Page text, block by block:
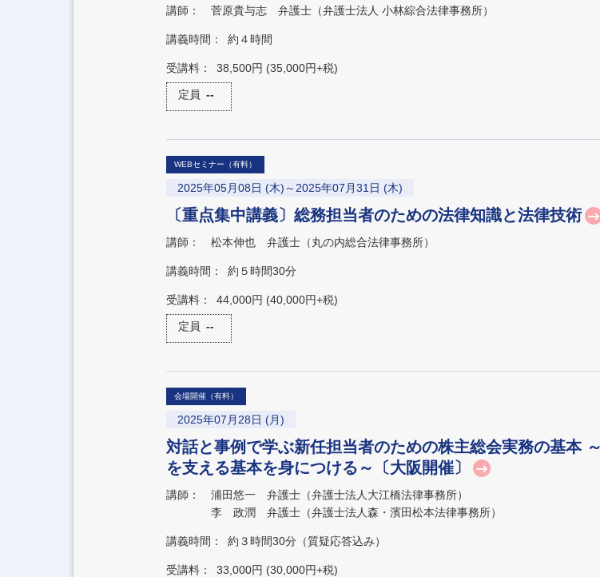
講師： 菅原貴与志 弁護士（弁護士法人 小林綜合法律事務所）
講義時間： 約４時間
受講料： 38,500円 (35,000円+税)
定員 --
WEBセミナー（有料）
2025年05月08日 (木)～2025年07月31日 (木)
〔重点集中講義〕総務担当者のための法律知識と法律技術
講師： 松本伸也 弁護士（丸の内総合法律事務所）
講義時間： 約５時間30分
受講料： 44,000円 (40,000円+税)
定員 --
会場開催（有料）
2025年07月28日 (月)
対話と事例で学ぶ新任担当者のための株主総会実務の基本
を支える基本を身につける～〔大阪開催〕
講師：
浦田悠一 弁護士（弁護士法人大江橋法律事務所）
李 政潤 弁護士（弁護士法人森・濱田松本法律事務所）
講義時間： 約３時間30分（質疑応答込み）
受講料： 33,000円 (30,000円+税)